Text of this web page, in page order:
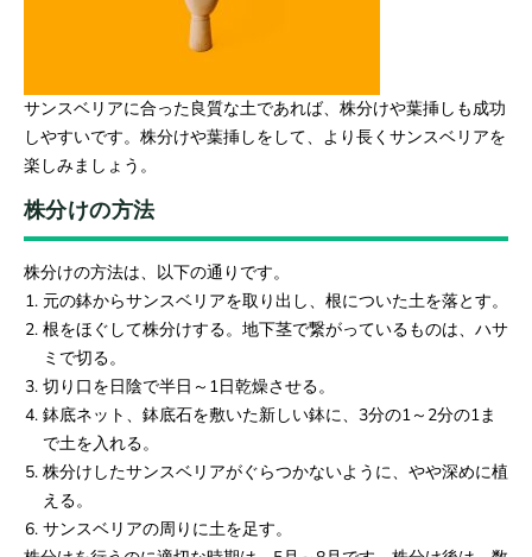
サンスベリアに合った良質な土であれば、株分けや葉挿しも成功
しやすいです。株分けや葉挿しをして、より長くサンスベリアを
楽しみましょう。
株分けの方法
株分けの方法は、以下の通りです。
元の鉢からサンスベリアを取り出し、根についた土を落とす。
根をほぐして株分けする。地下茎で繋がっているものは、ハサ
ミで切る。
切り口を日陰で半日～1日乾燥させる。
鉢底ネット、鉢底石を敷いた新しい鉢に、3分の1～2分の1ま
で土を入れる。
株分けしたサンスベリアがぐらつかないように、やや深めに植
える。
サンスベリアの周りに土を足す。